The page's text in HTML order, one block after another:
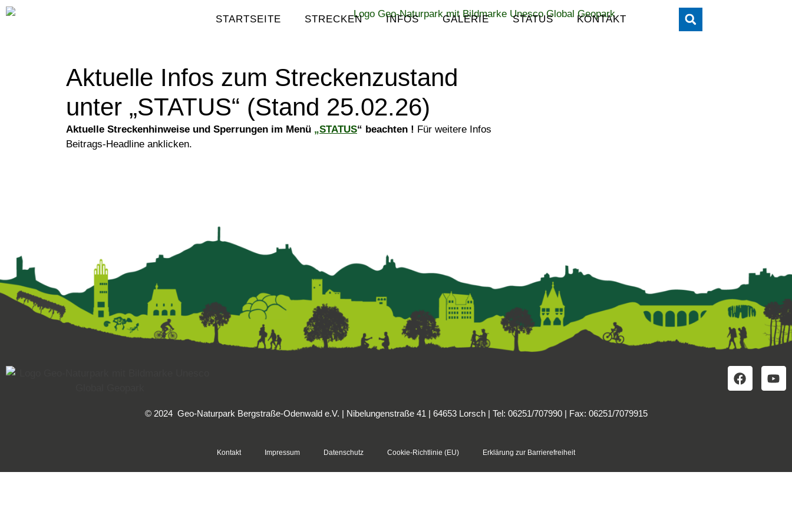
STARTSEITE STRECKEN INFOS GALERIE STATUS KONTAKT
Aktuelle Infos zum Streckenzustand
unter „STATUS“ (Stand 25.02.26)
Aktuelle Streckenhinweise und Sperrungen im Menü „STATUS“ beachten ! Für weitere Infos
Beitrags-Headline anklicken.
© 2024 Geo-Naturpark Bergstraße-Odenwald e.V. | Nibelungenstraße 41 | 64653 Lorsch | Tel: 06251/707990 | Fax: 06251/7079915
Kontakt Impressum Datenschutz Cookie-Richtlinie (EU) Erklärung zur Barrierefreiheit